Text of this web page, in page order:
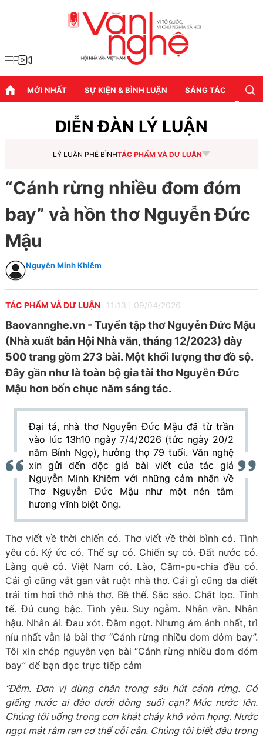
MỚI NHẤT SỰ KIỆN & BÌNH LUẬN SÁNG TÁC
DIỄN ĐÀN LÝ LUẬN
LÝ LUẬN PHÊ BÌNHTÁC PHẨM VÀ DƯ LUẬN
“Cánh rừng nhiều đom đóm
bay” và hồn thơ Nguyễn Đức
Mậu
Nguyễn Minh Khiêm
TÁC PHẨM VÀ DƯ LUẬN 11:13 09/04/2026
Baovannghe.vn - Tuyển tập thơ Nguyễn Đức Mậu
(Nhà xuất bản Hội Nhà văn, tháng 12/2023) dày
500 trang gồm 273 bài. Một khối lượng thơ đồ sộ.
Đây gần như là toàn bộ gia tài thơ Nguyễn Đức
Mậu hơn bốn chục năm sáng tác.
Đại tá, nhà thơ Nguyễn Đức Mậu đã từ trần
vào lúc 13h10 ngày 7/4/2026 (tức ngày 20/2
năm Bính Ngọ), hưởng thọ 79 tuổi. Văn nghệ
xin gửi đến độc giả bài viết của tác giả
Nguyễn Minh Khiêm với những cảm nhận về
Thơ Nguyễn Đức Mậu như một nén tâm
hương vĩnh biệt ông.
Thơ viết về thời chiến có. Thơ viết về thời bình có. Tình
yêu có. Ký ức có. Thế sự có. Chiến sự có. Đất nước có.
Làng quê có. Việt Nam có. Lào, Căm-pu-chia đều có.
Cái gì cũng vắt gan vắt ruột nhà thơ. Cái gì cũng da diết
trái tim hơi thở nhà thơ. Bề thế. Sắc sảo. Chắt lọc. Tinh
tế. Đủ cung bậc. Tình yêu. Suy ngẫm. Nhân văn. Nhân
hậu. Nhân ái. Đau xót. Đằm ngọt. Nhưng ám ảnh nhất, trì
níu nhất vẫn là bài thơ “Cánh rừng nhiều đom đóm bay”.
Tôi xin chép nguyên vẹn bài “Cánh rừng nhiều đom đóm
bay” để bạn đọc trực tiếp cảm
“Đêm. Đơn vị dừng chân trong sâu hút cánh rừng. Có
giếng nước ai đào dưới dòng suối cạn? Múc nước lên.
Chúng tôi uống trong cơn khát cháy khô vòm họng. Nước
ngọt mát râm ran cơ thể cỗi cằn. Chúng tôi biết đâu trong